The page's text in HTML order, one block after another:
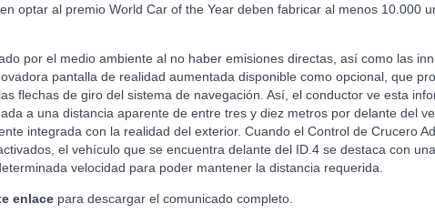
optar al premio World Car of the Year deben fabricar al menos 10.000
por el medio ambiente al no haber emisiones directas, así como las
pantalla de realidad aumentada disponible como opcional, que
flechas de giro del sistema de navegación. Así, el conductor ve esta
a una distancia aparente de entre tres y diez metros por delante del
integrada con la realidad del exterior. Cuando el Control de Crucero
el vehículo que se encuentra delante del ID.4 se destaca con
velocidad para poder mantener la distancia requerida.
enlace para descargar el comunicado completo.